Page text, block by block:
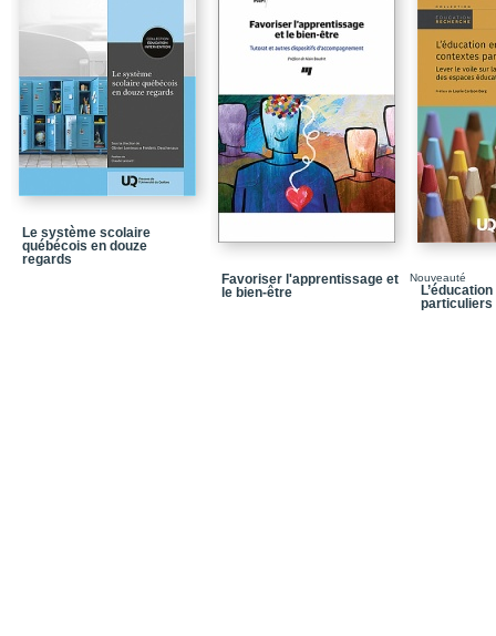
Partie 2 - Exposer les
Chapitre 3 - L’effet
Chapitre 4 - La
Partie 3 - Dévoiler la
Chapitre 5 - Que
Chapitre 6 -
Partie 4 - Illuminer les
Chapitre 7 - Mon
Chapitre 8 - Guider les
Le système scolaire
québécois en douze
regards
Favoriser l'apprentissage et
le bien-être
Nouveauté
particuliers